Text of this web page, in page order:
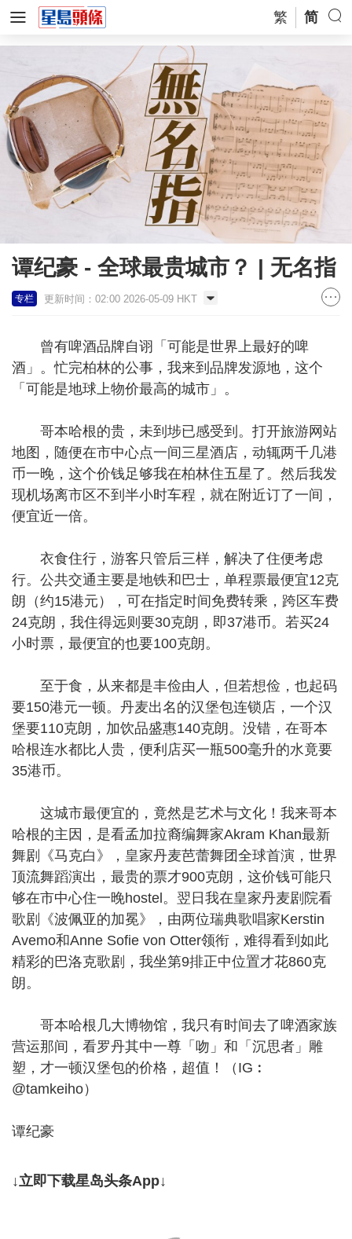
繁 简
谭纪豪 - 全球最贵城市？ | 无名指
专栏 更新时间：02:00 2026-05-09 HKT
曾有啤酒品牌自诩「可能是世界上最好的啤
酒」。忙完柏林的公事，我来到品牌发源地，这个
「可能是地球上物价最高的城市」。
哥本哈根的贵，未到埗已感受到。打开旅游网站
地图，随便在市中心点一间三星酒店，动辄两千几港
币一晚，这个价钱足够我在柏林住五星了。然后我发
现机场离市区不到半小时车程，就在附近订了一间，
便宜近一倍。
衣食住行，游客只管后三样，解决了住便考虑
行。公共交通主要是地铁和巴士，单程票最便宜12克
朗（约15港元），可在指定时间免费转乘，跨区车费
24克朗，我住得远则要30克朗，即37港币。若买24
小时票，最便宜的也要100克朗。
至于食，从来都是丰俭由人，但若想俭，也起码
要150港元一顿。丹麦出名的汉堡包连锁店，一个汉
堡要110克朗，加饮品盛惠140克朗。没错，在哥本
哈根连水都比人贵，便利店买一瓶500毫升的水竟要
35港币。
这城市最便宜的，竟然是艺术与文化！我来哥本
哈根的主因，是看孟加拉裔编舞家Akram Khan最新
舞剧《马克白》，皇家丹麦芭蕾舞团全球首演，世界
顶流舞蹈演出，最贵的票才900克朗，这价钱可能只
够在市中心住一晚hostel。翌日我在皇家丹麦剧院看
歌剧《波佩亚的加冕》，由两位瑞典歌唱家Kerstin
Avemo和Anne Sofie von Otter领衔，难得看到如此
精彩的巴洛克歌剧，我坐第9排正中位置才花860克
朗。
哥本哈根几大博物馆，我只有时间去了啤酒家族
营运那间，看罗丹其中一尊「吻」和「沉思者」雕
塑，才一顿汉堡包的价格，超值！（IG︰
@tamkeiho）
谭纪豪
↓立即下载星岛头条App↓